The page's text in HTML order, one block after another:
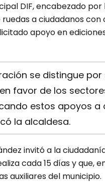
DIF, encabezado por
a ciudadanos
apoyo en
se distingue por
favor de los
estos apoyos a
la alcaldesa.
invitó a la
cada 15 días y que,
auxiliares del municipio.